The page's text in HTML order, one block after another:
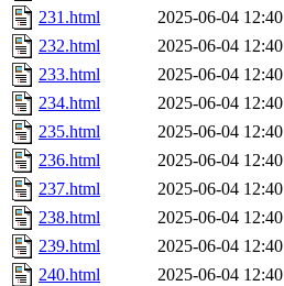
231.html
2025-06-04 12:40
232.html
2025-06-04 12:40
233.html
2025-06-04 12:40
234.html
2025-06-04 12:40
235.html
2025-06-04 12:40
236.html
2025-06-04 12:40
237.html
2025-06-04 12:40
238.html
2025-06-04 12:40
239.html
2025-06-04 12:40
240.html
2025-06-04 12:40